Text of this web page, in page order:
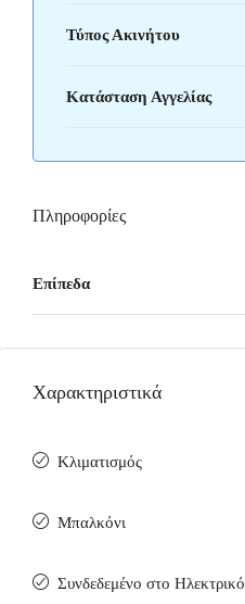
Τύπος Ακινήτου
Κατάσταση Αγγελίας
Πληροφορίες
Επίπεδα
Χαρακτηριστικά
Κλιματισμός
Μπαλκόνι
Συνδεδεμένο στο Ηλεκτρικό